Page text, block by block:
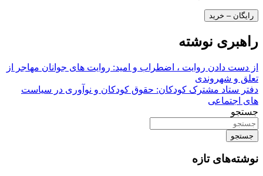
رایگان – خرید
راهبری نوشته
از دست دادن روایت ، اضطراب و امید: روایت های جوانان مهاجر از
تعلق و شهروندی
دفتر ستاد مشترک کودکان: حقوق کودکان و نوآوری در سیاست
های اجتماعی
جستجو
جستجو
نوشته‌های تازه